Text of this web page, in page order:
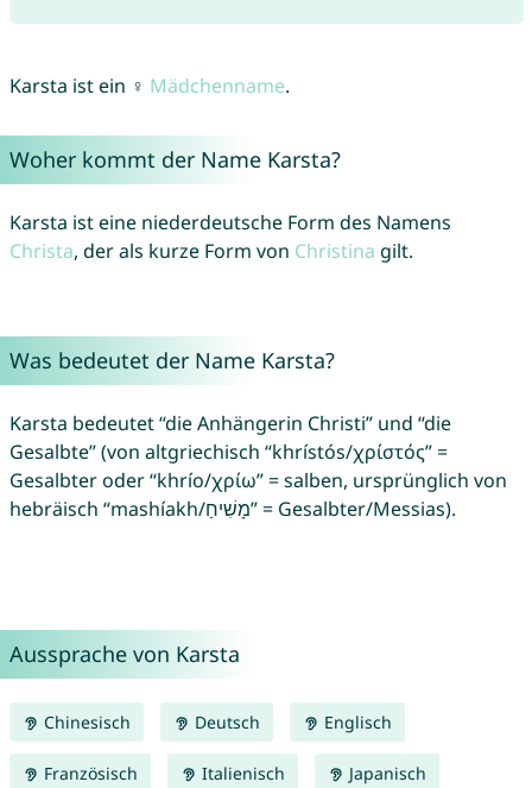
Karsta ist ein ♀ Mädchenname.
Woher kommt der Name Karsta?
Karsta ist eine niederdeutsche Form des Namens
Christa, der als kurze Form von Christina gilt.
Was bedeutet der Name Karsta?
Karsta bedeutet “die Anhängerin Christi” und “die
Gesalbte” (von altgriechisch “khrístós/χρίστός” =
Gesalbter oder “khrío/χρίω” = salben, ursprünglich von
hebräisch “mashíakh/מָשִׁיחַ” = Gesalbter/Messias).
Aussprache von Karsta
Chinesisch Deutsch Englisch
Französisch Italienisch Japanisch